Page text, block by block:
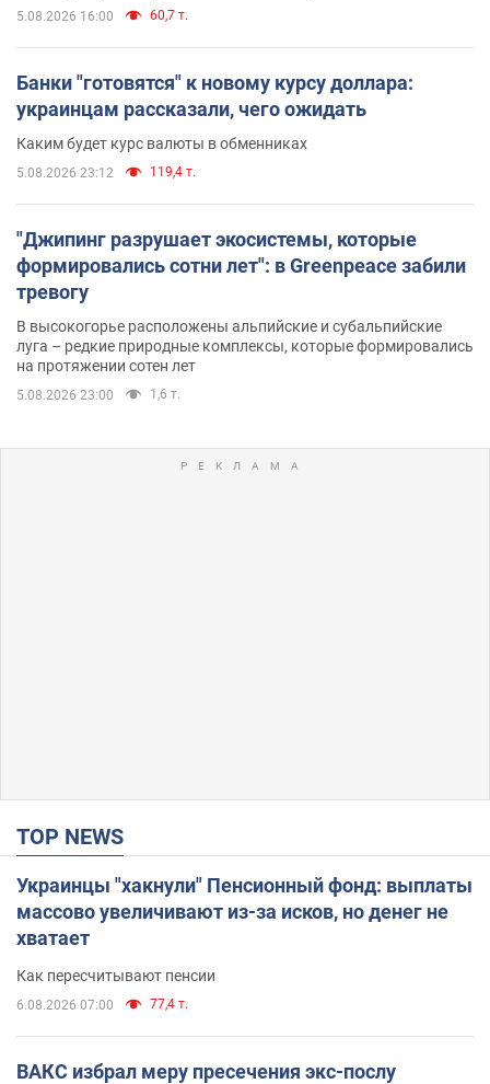
5.08.2026 16:00 60,7 т.
Банки "готовятся" к новому курсу доллара:
украинцам рассказали, чего ожидать
Каким будет курс валюты в обменниках
5.08.2026 23:12 119,4 т.
"Джипинг разрушает экосистемы, которые
формировались сотни лет": в Greenpeace забили
тревогу
В высокогорье расположены альпийские и субальпийские
луга – редкие природные комплексы, которые формировались
на протяжении сотен лет
5.08.2026 23:00 1,6 т.
TOP NEWS
Украинцы "хакнули" Пенсионный фонд: выплаты
массово увеличивают из-за исков, но денег не
хватает
Как пересчитывают пенсии
6.08.2026 07:00 77,4 т.
ВАКС избрал меру пресечения экс-послу